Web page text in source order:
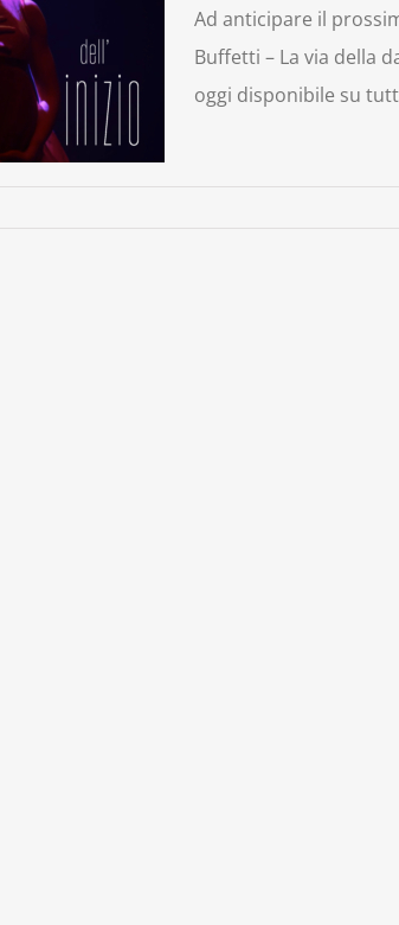
Ad anticipare il
Buffetti – La via della
oggi disponibile su